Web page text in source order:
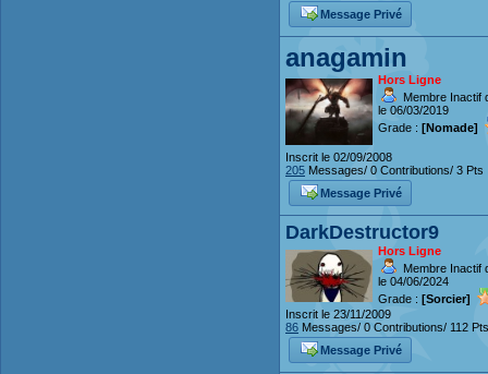
Message Privé
anagamin
Hors Ligne
Membre Inactif
le 06/03/2019
Grade : [Nomade]
Inscrit le 02/09/2008
205 Messages/ 0 Contributions/ 3 Pts
Message Privé
DarkDestructor9
Hors Ligne
Membre Inactif
le 04/06/2024
Grade : [Sorcier]
Inscrit le 23/11/2009
86 Messages/ 0 Contributions/ 112 Pts
Message Privé